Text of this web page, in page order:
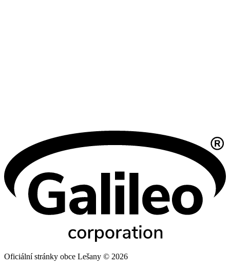
Oficiální stránky obce Lešany © 2026